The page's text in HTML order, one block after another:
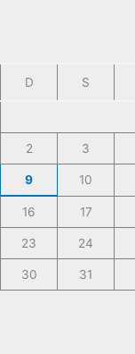
D S
2 3
9 10
16 17
23 24
30 31